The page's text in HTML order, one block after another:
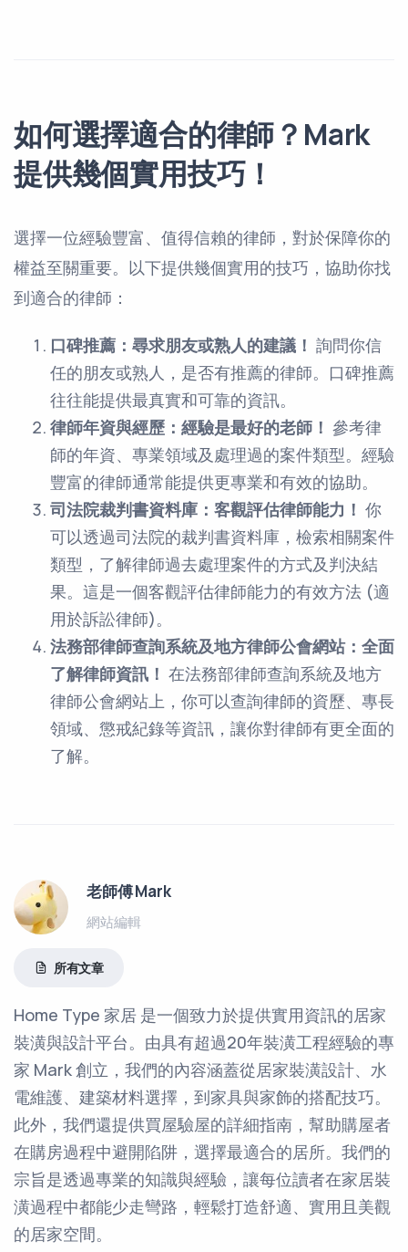
如何選擇適合的律師？Mark
提供幾個實用技巧！
選擇一位經驗豐富、值得信賴的律師，對於保障你的
權益至關重要。以下提供幾個實用的技巧，協助你找
到適合的律師：
口碑推薦：尋求朋友或熟人的建議！ 詢問你信
任的朋友或熟人，是否有推薦的律師。口碑推薦
往往能提供最真實和可靠的資訊。
律師年資與經歷：經驗是最好的老師！ 參考律
師的年資、專業領域及處理過的案件類型。經驗
豐富的律師通常能提供更專業和有效的協助。
司法院裁判書資料庫：客觀評估律師能力！ 你
可以透過司法院的裁判書資料庫，檢索相關案件
類型，了解律師過去處理案件的方式及判決結
果。這是一個客觀評估律師能力的有效方法 (適
用於訴訟律師)。
法務部律師查詢系統及地方律師公會網站：全面
了解律師資訊！ 在法務部律師查詢系統及地方
律師公會網站上，你可以查詢律師的資歷、專長
領域、懲戒紀錄等資訊，讓你對律師有更全面的
了解。
老師傅 Mark
網站編輯
所有文章
Home Type 家居 是一個致力於提供實用資訊的居家
裝潢與設計平台。由具有超過20年裝潢工程經驗的專
家 Mark 創立，我們的內容涵蓋從居家裝潢設計、水
電維護、建築材料選擇，到家具與家飾的搭配技巧。
此外，我們還提供買屋驗屋的詳細指南，幫助購屋者
在購房過程中避開陷阱，選擇最適合的居所。我們的
宗旨是透過專業的知識與經驗，讓每位讀者在家居裝
潢過程中都能少走彎路，輕鬆打造舒適、實用且美觀
的居家空間。